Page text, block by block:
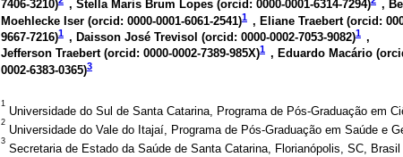
7406-3210) , Stella Maris Brum Lopes (orcid: 0000-0001-6314-7294)
,
Moehlecke Iser (orcid: 0000-0001-6061-2541)1 , Eliane Traebert (orcid:
9667-7216)1 , Daisson José Trevisol (orcid: 0000-0002-7053-9082)1 ,
Jefferson Traebert (orcid: 0000-0002-7389-985X)1 , Eduardo Macário (
0002-6383-0365)3
1
Universidade do Sul de Santa Catarina, Programa de Pós-Graduação em
2
Universidade do Vale do Itajaí, Programa de Pós-Graduação em Saúde e
3
Secretaria de Estado da Saúde de Santa Catarina, Florianópolis, SC, Brasil